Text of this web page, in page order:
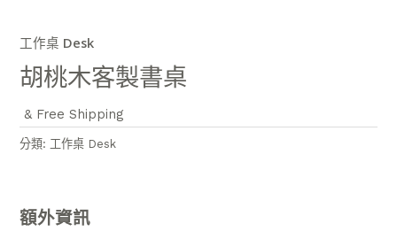
工作桌 Desk
胡桃木客製書桌
& Free Shipping
分類: 工作桌 Desk
額外資訊